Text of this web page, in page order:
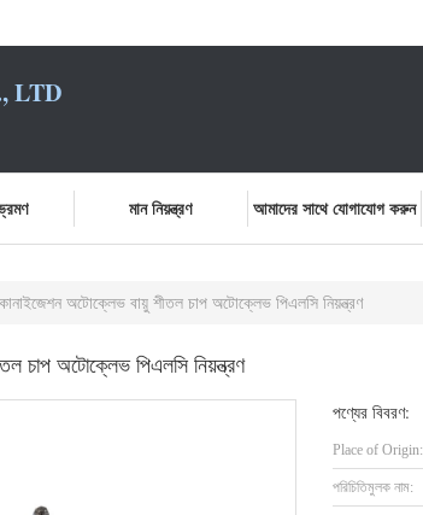
LTD
মান নিয়ন্ত্রণ আমাদের সাথে যোগাযোগ করুন
অটোক্লেভ বায়ু শীতল চাপ অটোক্লেভ পিএলসি নিয়ন্ত্রণ
চাপ অটোক্লেভ পিএলসি নিয়ন্ত্রণ
পণ্যের বিবরণ:
Place of Origin:
পরিচিতিমুলক নাম: